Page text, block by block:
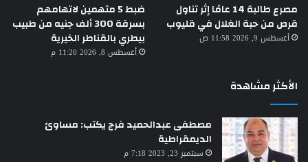
مصرع طالبة 14 عامًا إثر تناول
قرص من حبة الغلال في قليوب
أغسطس 9, 2026 11:58 ص
ضبط 5 متهمين لاتهامهم
بسرقة 300 ألف جنيه من طبيب
بيطري بالقناطر الخيرية
أغسطس 8, 2026 11:20 م
الأكثر مشاهدة
مصطفى عبدالحميد فرج يكتب: مساوئ
الديمقراطية
سبتمبر 23, 2023 7:18 م